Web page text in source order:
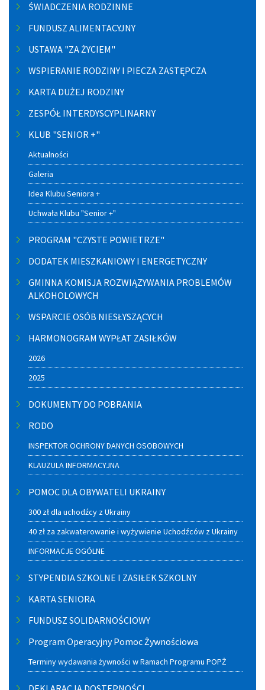
ŚWIADCZENIA RODZINNE
FUNDUSZ ALIMENTACYJNY
USTAWA "ZA ŻYCIEM"
WSPIERANIE RODZINY I PIECZA ZASTĘPCZA
KARTA DUŻEJ RODZINY
ZESPÓŁ INTERDYSCYPLINARNY
KLUB "SENIOR +"
Aktualności
Galeria
Idea Klubu Seniora +
Uchwała Klubu "Senior +"
PROGRAM "CZYSTE POWIETRZE"
DODATEK MIESZKANIOWY I ENERGETYCZNY
GMINNA KOMISJA ROZWIĄZYWANIA PROBLEMÓW
ALKOHOLOWYCH
WSPARCIE OSÓB NIESŁYSZĄCYCH
HARMONOGRAM WYPŁAT ZASIŁKÓW
2026
2025
DOKUMENTY DO POBRANIA
RODO
INSPEKTOR OCHRONY DANYCH OSOBOWYCH
KLAUZULA INFORMACYJNA
POMOC DLA OBYWATELI UKRAINY
300 zł dla uchodźcy z Ukrainy
40 zł za zakwaterowanie i wyżywienie Uchodźców z Ukrainy
INFORMACJE OGÓLNE
STYPENDIA SZKOLNE I ZASIŁEK SZKOLNY
KARTA SENIORA
FUNDUSZ SOLIDARNOŚCIOWY
Program Operacyjny Pomoc Żywnościowa
Terminy wydawania żywności w Ramach Programu POPŻ